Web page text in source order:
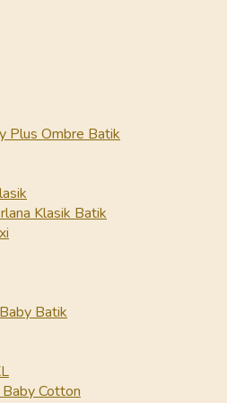
Ombre Batik
Klasik Batik
Batik
Cotton